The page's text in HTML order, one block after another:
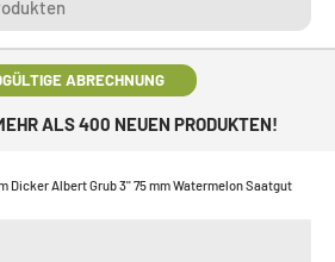
ABRECHNUNG
ALS 400 NEUEN PRODUKTEN!
Dicker Albert Grub 3'' 75 mm Watermelon Saatgut